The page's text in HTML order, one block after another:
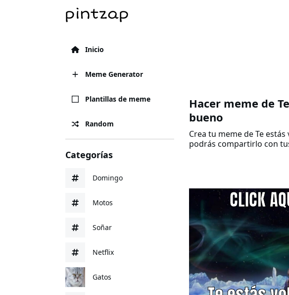
Inicio
Meme Generator
Plantillas de meme
Random
Categorías
Domingo
Motos
Soñar
Netflix
Gatos
Hacer meme de
bueno
Crea tu meme de Te
podrás compartirlo con